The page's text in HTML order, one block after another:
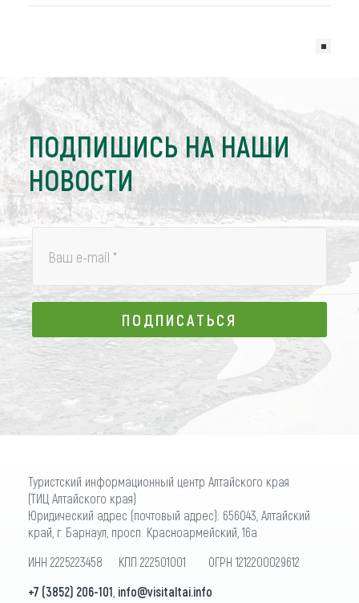
ПОДПИШИСЬ НА НАШИ
НОВОСТИ
Ваш e-mail *
ПОДПИСАТЬСЯ
ПОДПИСАТЬСЯ
Туристский информационный центр Алтайского края
(ТИЦ Алтайского края)
Юридический адрес (почтовый адрес): 656043, Алтайский
край, г. Барнаул, просп. Красноармейский, 16а
ИНН 2225223458 КПП 222501001 ОГРН 1212200029612
+7 (3852) 206-101 info@visitaltai.info